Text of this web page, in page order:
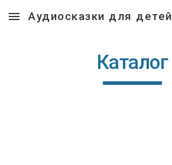
Skip to main content
Аудиосказки для детей
Каталог